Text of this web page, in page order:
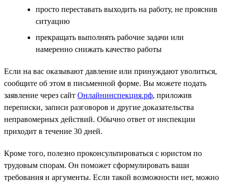
просто переставать выходить на работу, не прояснив
ситуацию
прекращать выполнять рабочие задачи или
намеренно снижать качество работы
Если на вас оказывают давление или принуждают уволиться,
сообщите об этом в письменной форме. Вы можете подать
заявление через сайт Онлайнинспекция.рф, приложив
переписки, записи разговоров и другие доказательства
неправомерных действий. Обычно ответ от инспекции
приходит в течение 30 дней.
Кроме того, полезно проконсультироваться с юристом по
трудовым спорам. Он поможет сформулировать ваши
требования и аргументы. Если такой возможности нет, можно